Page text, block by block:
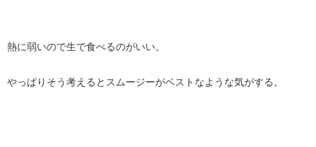
熱に弱いので生で食べるのがいい。
やっぱりそう考えるとスムージーがベストなような気がする。